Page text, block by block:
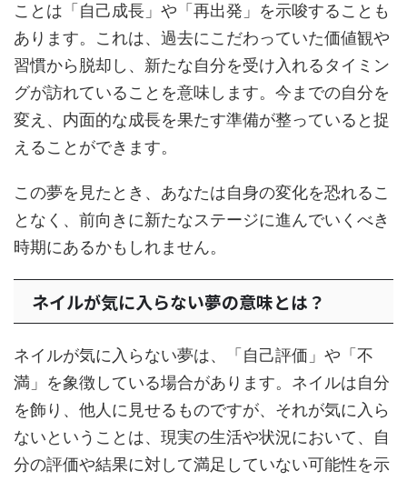
ことは「自己成長」や「再出発」を示唆することも
あります。これは、過去にこだわっていた価値観や
習慣から脱却し、新たな自分を受け入れるタイミン
グが訪れていることを意味します。今までの自分を
変え、内面的な成長を果たす準備が整っていると捉
えることができます。
この夢を見たとき、あなたは自身の変化を恐れるこ
となく、前向きに新たなステージに進んでいくべき
時期にあるかもしれません。
ネイルが気に入らない夢の意味とは？
ネイルが気に入らない夢は、「自己評価」や「不
満」を象徴している場合があります。ネイルは自分
を飾り、他人に見せるものですが、それが気に入ら
ないということは、現実の生活や状況において、自
分の評価や結果に対して満足していない可能性を示